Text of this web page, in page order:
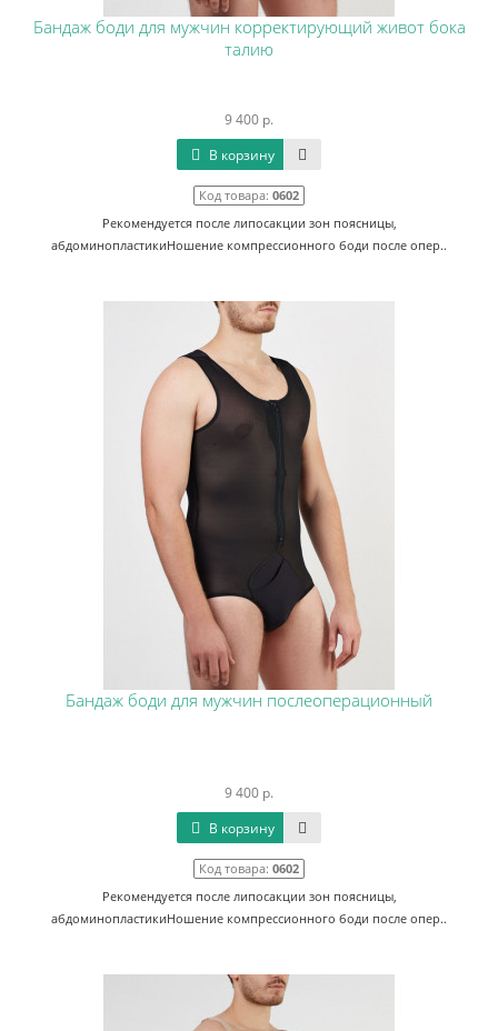
Бандаж боди для мужчин корректирующий живот бока
талию
9 400 р.
В корзину
Код товара: 0602
Рекомендуется после липосакции зон поясницы,
абдоминопластикиНошение компрессионного боди после опер..
Бандаж боди для мужчин послеоперационный
9 400 р.
В корзину
Код товара: 0602
Рекомендуется после липосакции зон поясницы,
абдоминопластикиНошение компрессионного боди после опер..